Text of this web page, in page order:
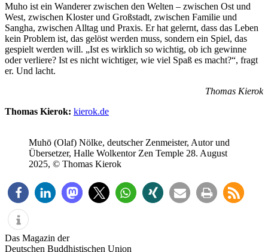
Muho ist ein Wanderer zwischen den Welten – zwischen Ost und
West, zwischen Kloster und Großstadt, zwischen Familie und
Sangha, zwischen Alltag und Praxis. Er hat gelernt, dass das Leben
kein Problem ist, das gelöst werden muss, sondern ein Spiel, das
gespielt werden will. „Ist es wirklich so wichtig, ob ich gewinne
oder verliere? Ist es nicht wichtiger, wie viel Spaß es macht?“, fragt
er. Und lacht.
Thomas Kierok
Thomas Kierok: kierok.de
Muhō (Olaf) Nölke, deutscher Zenmeister, Autor und
Übersetzer, Halle Wolkentor Zen Temple 28. August
2025, © Thomas Kierok
Das Magazin der
Deutschen Buddhistischen Union